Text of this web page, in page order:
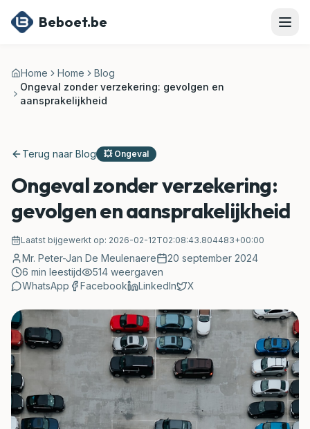
Ga naar hoofdinhoud
Beboet.be
Home Home
Blog
Ongeval zonder verzekering: gevolgen en
aansprakelijkheid
Terug naar Blog 💥 Ongeval
Ongeval zonder verzekering:
gevolgen en aansprakelijkheid
Laatst bijgewerkt op: 2026-02-12T02:08:43.804483+00:00
Mr. Peter-Jan De Meulenaere
20 september 2024
6 min leestijd 514 weergaven
WhatsApp
Facebook LinkedIn X